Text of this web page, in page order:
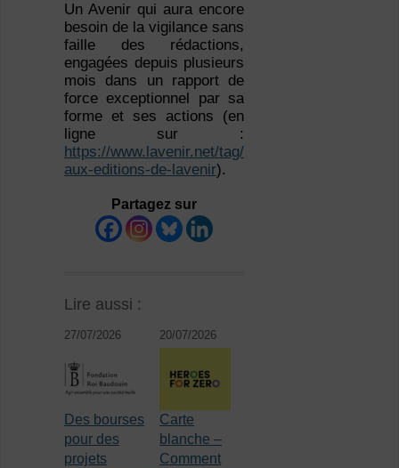
Un Avenir qui aura encore
besoin de la vigilance sans
faille des rédactions,
engagées depuis plusieurs
mois dans un rapport de
force exceptionnel par sa
forme et ses actions (en
ligne sur :
https://www.lavenir.net/tag/restructuration-
aux-editions-de-lavenir).
Partagez sur
Lire aussi :
27/07/2026
Des bourses
pour des
projets
20/07/2026
Carte
blanche –
Comment